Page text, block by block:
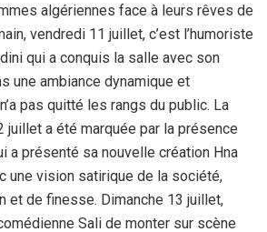
algériennes face à leurs rêves de
vendredi 11 juillet, c’est l’humoriste
qui a conquis la salle avec son
une ambiance dynamique et
pas quitté les rangs du public. La
juillet a été marquée par la présence
a présenté sa nouvelle création Hna
une vision satirique de la société,
et de finesse. Dimanche 13 juillet,
Sali de monter sur scène